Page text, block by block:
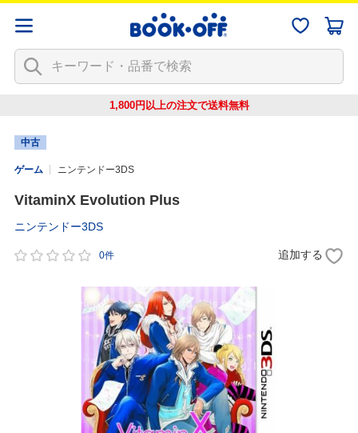
1,800円以上の注文で送料無料
中古
ゲーム ニンテンドー3DS
VitaminX Evolution Plus
ニンテンドー3DS
0件 追加する